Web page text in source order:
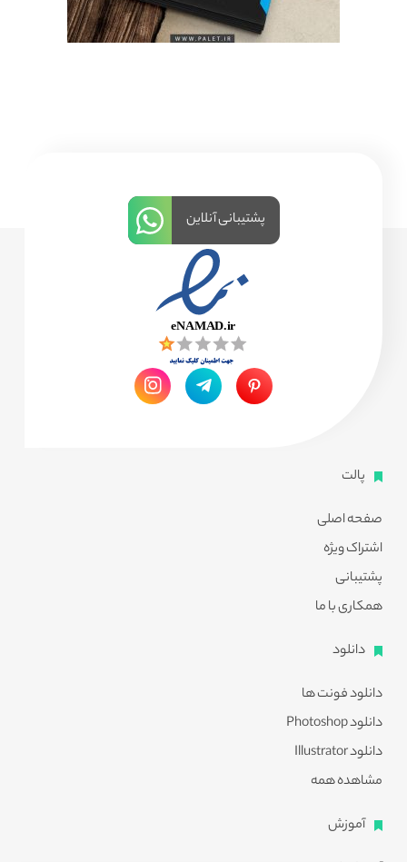
پالت
صفحه اصلی
اشتراک ویژه
پشتیبانی
همکاری با ما
دانلود
دانلود فونت ها
دانلود Photoshop
دانلود Illustrator
مشاهده همه
آموزش
پشتیبانی آنلاین